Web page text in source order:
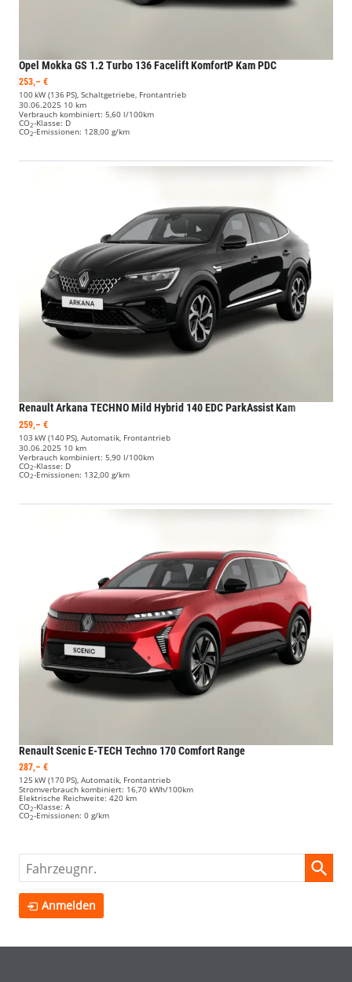
Opel Mokka GS 1.2 Turbo 136 Facelift KomfortP Kam PDC
253,– €
100 kW (136 PS), Schaltgetriebe, Frontantrieb
30.06.2025 10 km
Verbrauch kombiniert: 5,60 l/100km
CO2-Klasse: D
CO2-Emissionen: 128,00 g/km
Renault Arkana TECHNO Mild Hybrid 140 EDC ParkAssist Kam
259,– €
103 kW (140 PS), Automatik, Frontantrieb
30.06.2025 10 km
Verbrauch kombiniert: 5,90 l/100km
CO2-Klasse: D
CO2-Emissionen: 132,00 g/km
Renault Scenic E-TECH Techno 170 Comfort Range
287,– €
125 kW (170 PS), Automatik, Frontantrieb
Stromverbrauch kombiniert: 16,70 kWh/100km
Elektrische Reichweite: 420 km
CO2-Klasse: A
CO2-Emissionen: 0 g/km
Fahrzeugnr.
Anmelden